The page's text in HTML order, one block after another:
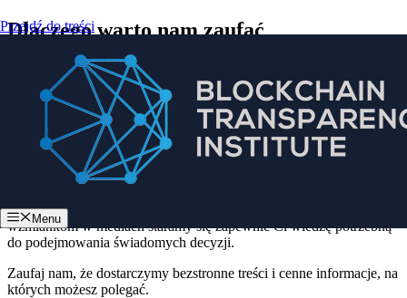
Przejdź do treści
Menu
Dlaczego warto nam zaufać
Witamy w BTI , gdzie zależy nam na zdobyciu Twojego zaufania.
Jako zespół ponad 40 autorów z całego świata specjalizujemy się w
dostarczaniu rzetelnych i dokładnych informacji na temat
inwestowania i branży kryptowalut.
Nasze przejrzyste wytyczne redakcyjne zapewniają obiektywność i
dokładną weryfikację faktów.
Dzięki naszemu doświadczeniu z pierwszej ręki i zaufanym
wzmiankom w mediach staramy się zapewnić Ci wiedzę potrzebną
do podejmowania świadomych decyzji.
Zaufaj nam, że dostarczymy bezstronne treści i cenne informacje, na
których możesz polegać.